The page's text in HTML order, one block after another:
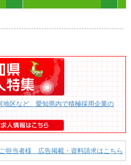
区など、愛知県内で積極採用企業の
担当者様 広告掲載・資料請求はこちら